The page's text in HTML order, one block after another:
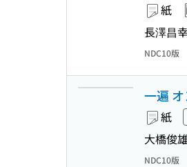
紙
長澤昌
NDC10版
一遍
紙
大橋俊
NDC10版